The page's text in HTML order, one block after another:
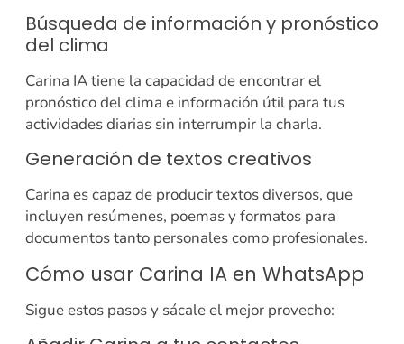
Búsqueda de información y pronóstico
del clima
Carina IA tiene la capacidad de encontrar el
pronóstico del clima e información útil para tus
actividades diarias sin interrumpir la charla.
Generación de textos creativos
Carina es capaz de producir textos diversos, que
incluyen resúmenes, poemas y formatos para
documentos tanto personales como profesionales.
Cómo usar Carina IA en WhatsApp
Sigue estos pasos y sácale el mejor provecho: